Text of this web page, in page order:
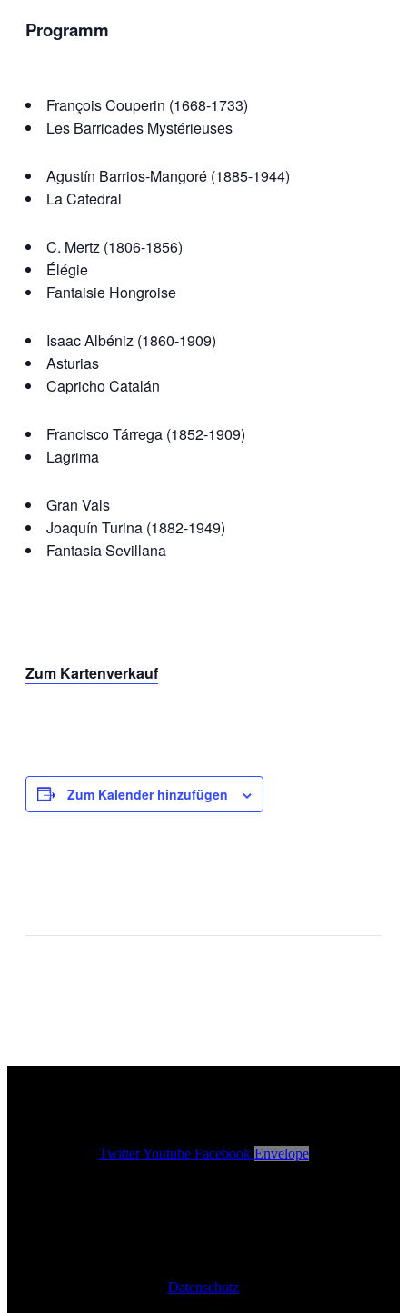
Programm
François Couperin (1668-1733)
Les Barricades Mystérieuses
Agustín Barrios-Mangoré (1885-1944)
La Catedral
C. Mertz (1806-1856)
Élégie
Fantaisie Hongroise
Isaac Albéniz (1860-1909)
Asturias
Capricho Catalán
Francisco Tárrega (1852-1909)
Lagrima
Gran Vals
Joaquín Turina (1882-1949)
Fantasia Sevillana
Zum Kartenverkauf
Zum Kalender hinzufügen
Twitter Youtube Facebook Envelope
Datenschutz